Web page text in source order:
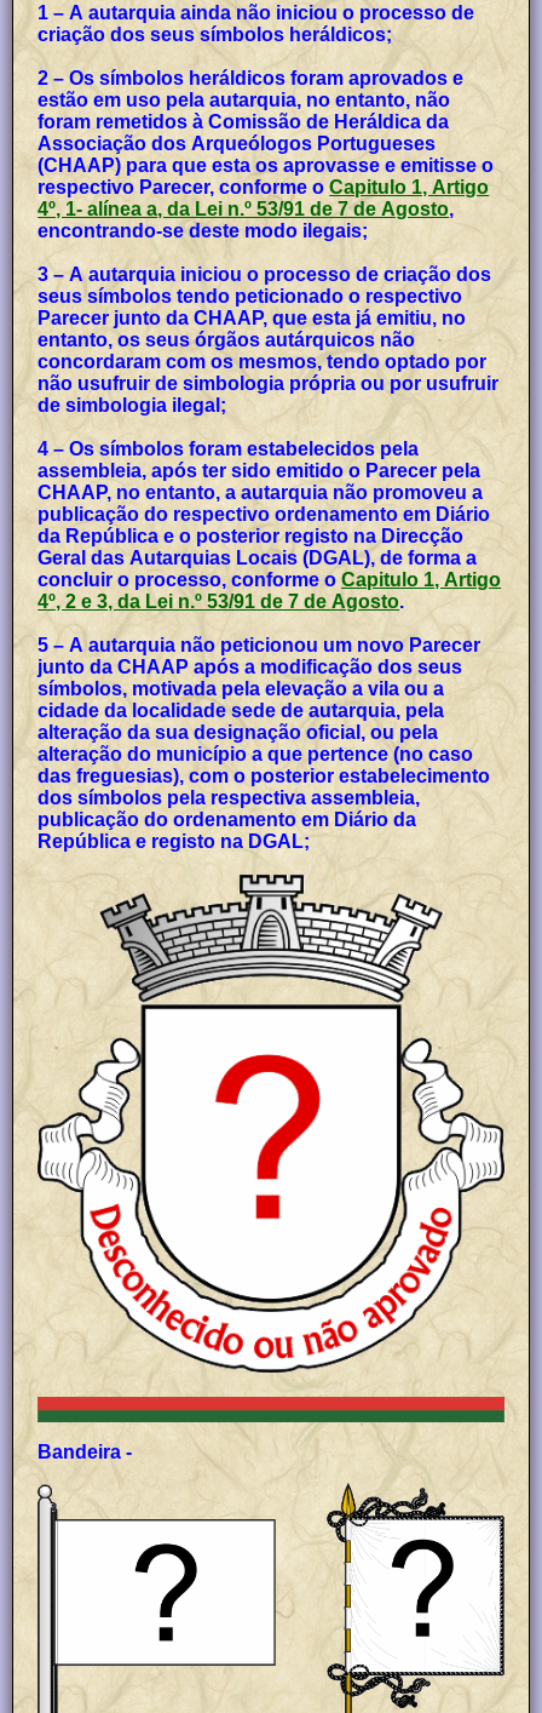
1 – A autarquia ainda não iniciou o processo de
criação dos seus símbolos heráldicos;
2 – Os símbolos heráldicos foram aprovados e
estão em uso pela autarquia, no entanto, não
foram remetidos à Comissão de Heráldica da
Associação dos Arqueólogos Portugueses
(CHAAP) para que esta os aprovasse e emitisse o
respectivo Parecer, conforme oCapitulo 1, Artigo
4º, 1- alínea a, da Lei n.º 53/91 de 7 de Agosto,
encontrando-se deste modo ilegais;
3 – A autarquia iniciou o processo de criação dos
seus símbolos tendo peticionado o respectivo
Parecer junto da CHAAP, que esta já emitiu, no
entanto, os seus órgãos autárquicos não
concordaram com os mesmos, tendo optado por
não usufruir de simbologia própria ou por usufruir
de simbologia ilegal;
4 – Os símbolos foram estabelecidos pela
assembleia, após ter sido emitido o Parecer pela
CHAAP, no entanto, a autarquia não promoveu a
publicação do respectivo ordenamento em Diário
da República e o posterior registo na Direcção
Geral das Autarquias Locais (DGAL), de forma a
concluir o processo, conforme oCapitulo 1, Artigo
4º, 2 e 3, da Lei n.º 53/91 de 7 de Agosto.
5 – A autarquia não peticionou um novo Parecer
junto da CHAAP após a modificação dos seus
símbolos, motivada pela elevação a vila ou a
cidade da localidade sede de autarquia, pela
alteração da sua designação oficial, ou pela
alteração do município a que pertence (no caso
das freguesias), com o posterior estabelecimento
dos símbolos pela respectiva assembleia,
publicação do ordenamento em Diário da
República e registo na DGAL;
Bandeira -